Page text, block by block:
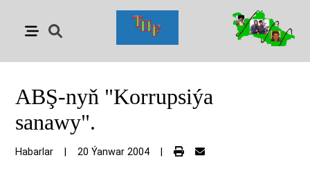
ABŞ-nyň "Korrupsiýa
sanawy".
Habarlar 20 Ýanwar 2004